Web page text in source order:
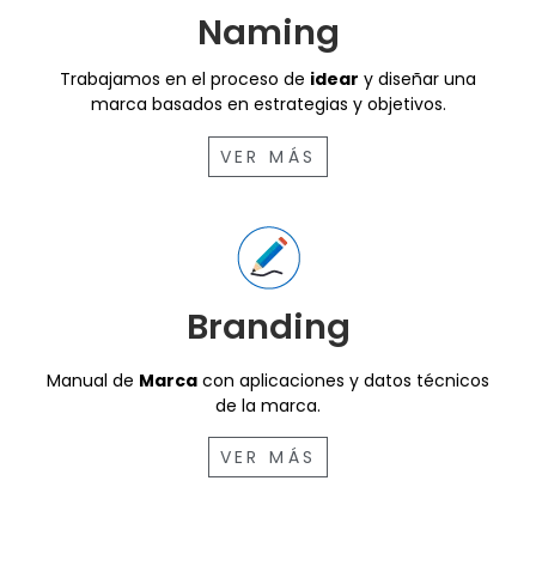
Naming
Trabajamos en el proceso de idear y diseñar una
marca basados en estrategias y objetivos.
VER MÁS
Branding
Manual de Marca con aplicaciones y datos técnicos
de la marca.
VER MÁS